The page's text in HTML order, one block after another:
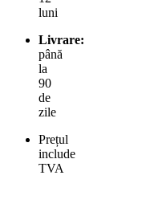
luni
Livrare:
până
la
90
de
zile
Prețul
include
TVA